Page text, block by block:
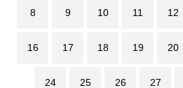
8 9 10 11 12
16 17 18 19 20
24 25 26 27